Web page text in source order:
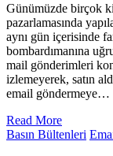
Günümüzde birçok
pazarlamasında
aynı gün içerisinde
bombardımanına
mail gönderimleri
izlemeyerek, satın
email göndermeye…
Read More
Basın Bültenleri